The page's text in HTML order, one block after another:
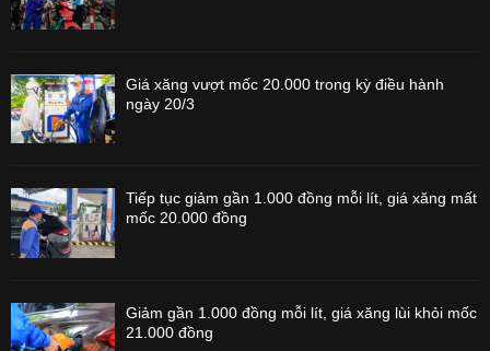
Giá xăng vượt mốc 20.000 trong kỳ điều hành
ngày 20/3
Tiếp tục giảm gần 1.000 đồng mỗi lít, giá xăng mất
mốc 20.000 đồng
Giảm gần 1.000 đồng mỗi lít, giá xăng lùi khỏi mốc
21.000 đồng